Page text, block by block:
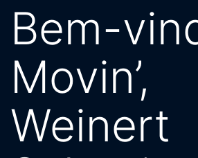
Bem-
Movin’,
Weinert